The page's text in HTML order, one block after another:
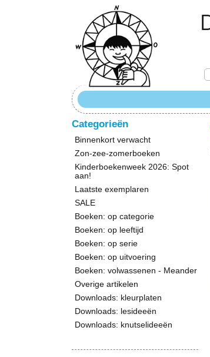
Categorieën
Binnenkort verwacht
Zon-zee-zomerboeken
Kinderboekenweek 2026: Spot
aan!
Laatste exemplaren
SALE
Boeken: op categorie
Boeken: op leeftijd
Boeken: op serie
Boeken: op uitvoering
Boeken: volwassenen - Meander
Overige artikelen
Downloads: kleurplaten
Downloads: lesideeën
Downloads: knutselideeën